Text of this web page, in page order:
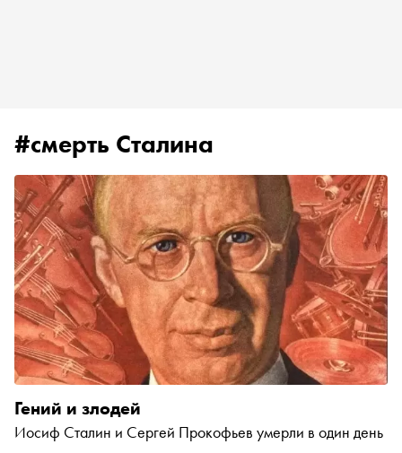
#смерть Сталина
Гений и злодей
Иосиф Сталин и Сергей Прокофьев умерли в один день